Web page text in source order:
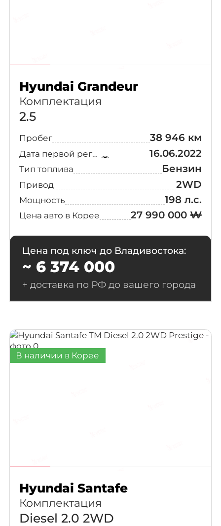
7-Seater
Exclusive
(1)
7-Seater
Exclusvie
Economy(1)
Special
Export(1)
The Black(1)
Hyundai Grandeur
Комплектация
2.5
Пробег 38 946 км
Дата первой регистрации 16.06.2022
Тип топлива Бензин
Привод 2WD
Мощность 198 л.с.
Цена авто в Корее 27 990 000 ₩
Цена под ключ до Владивостока:
~ 6 374 000
+ доставка по РФ до вашего города
В наличии в Корее
Hyundai Santafe
Комплектация
Diesel 2.0 2WD